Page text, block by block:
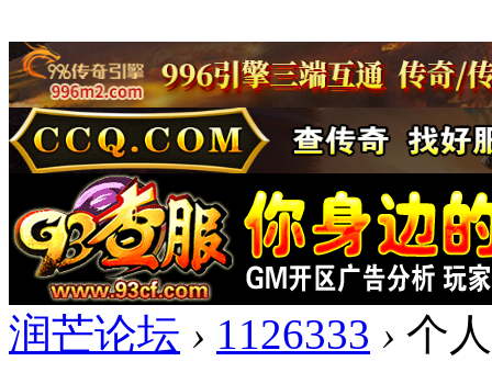
润芒论坛 › 1126333 › 个